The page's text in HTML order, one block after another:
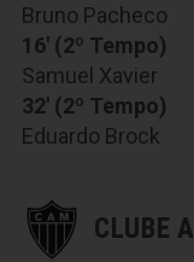
Bruno Pacheco
16' (2º Tempo)
Samuel Xavier
32' (2º Tempo)
Eduardo Brock
CLUBE